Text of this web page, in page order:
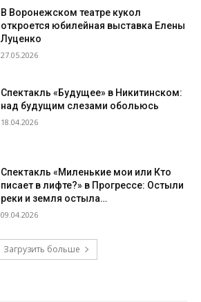
В Воронежском театре кукол
откроется юбилейная выставка Елены
Луценко
27.05.2026
Спектакль «Будущее» в Никитинском:
над будущим слезами обольюсь
18.04.2026
Спектакль «Миленькие мои или Кто
писает в лифте?» в Прогрессе: Остыли
реки и земля остыла…
09.04.2026
Загрузить больше